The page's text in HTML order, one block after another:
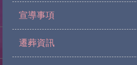
宣導事項
遷葬資訊